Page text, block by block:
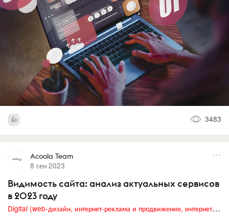
3483
Acoola Team
8 сен 2023
Видимость сайта: анализ актуальных сервисов
в 2023 году
Digital (web-дизайн, интернет-реклама и продвижение, интернет-сообщества и блоги, интернет-коммуникации, мобильный маркетинг, реклама на цифровых экранах)